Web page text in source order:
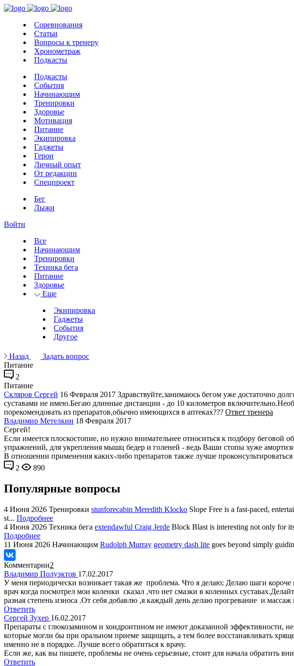
Соревнования
Статьи
Вопросы к тренеру
Хронометраж
Подкасты
Подкасты
События
Начинающим
Тренировки
Здоровье
Мотивация
Питание
Экипировка
Гаджеты
Герои
Личный опыт
От редакции
Спецпроект
Бег
Лыжи
Войти
Все
Начинающим
Тренировки
Техника бега
Питание
Здоровье
Еще
Экипировка
Гаджеты
События
Другое
Назад
Задать вопрос
Питание
2
Питание
Скляров Сергей 16 Февраля 2017 Здравствуйте,занимаюсь бегом уже достаточно
суставами не имею.Бегаю длинные дистанции - до 10 километров
порекомендовать из препаратов,обычно имеющихся в аптеках??? Ответ тренера
Владимир Метелкин 18 Февраля 2017
Сергей!
Если имеется плоскостопие, но нужно внимательнее относиться к подбору беговой
упражнений, для укрепления мышц бедер и голеней - ведь Ваши стопы хуже
В отношении применения каких-либо препаратов также лучше проконсультироваться
2
890
Популярные вопросы
4 Июня 2026 Тренировки stunforecabin Meredith Klocko Slope Free is a fast-paced,
st... Подробнее
4 Июня 2026 Техника бега extendawful Craig Jerde Block Blast is interesting not only for
Подробнее
11 Июня 2026 Начинающим Rudolph Murray geometry dash lite goes beyond simply
Комментарии2
Владимир Полуэктов 17.02.2017
У меня периодически возникает такая же проблема. Что я делаю; Делаю шаги
врач когда посмотрел мои коленки сказал ,что нет смазки в коленных
разная степень износа .От себя добавлю ,я каждый день делаю прогревание и массаж
Ответить
Сергей Зухер 16.02.2017
Препараты с глюкозамином и хондроитином не имеют доказанной эффективности,
которые могли бы при оральном приеме защищать, а тем более восстанавливать
именно не в порядке. Лучше всего обратиться к врачу.
Если же, как вы пишете, проблемы не очень серьезные, стоит для начала обратить
Ответить